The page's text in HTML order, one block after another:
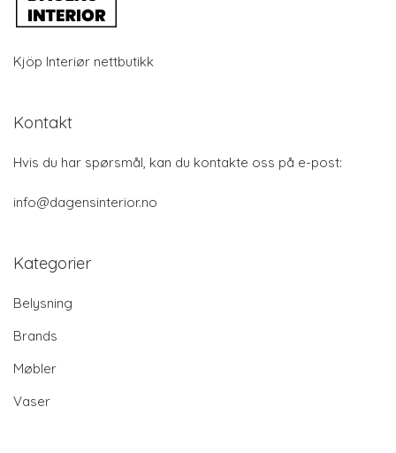
Kjöp Interiør nettbutikk
Kontakt
Hvis du har spørsmål, kan du kontakte oss på e-post:
info@dagensinterior.no
Kategorier
Belysning
Brands
Møbler
Vaser